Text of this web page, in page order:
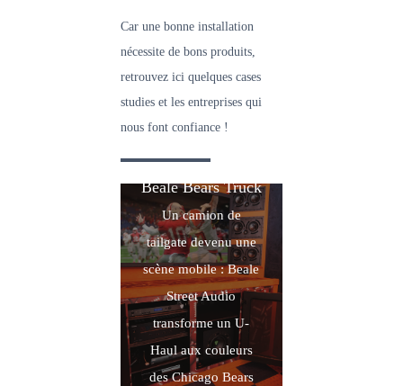
Car une bonne installation
nécessite de bons produits,
retrouvez ici quelques cases
studies et les entreprises qui
nous font confiance !
Beale Bears Truck
Un camion de
tailgate devenu une
scène mobile : Beale
Street Audio
transforme un U-
Haul aux couleurs
des Chicago Bears